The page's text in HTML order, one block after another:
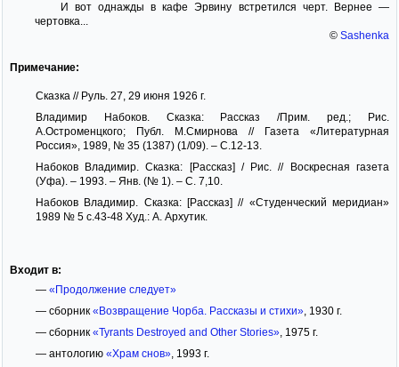
И вот однажды в кафе Эрвину встретился черт. Вернее —
чертовка...
© Sashenka
Примечание:
Сказка // Руль. 27, 29 июня 1926 г.
Владимир Набоков. Сказка: Рассказ /Прим. ред.; Рис.
А.Остроменцкого; Публ. М.Смирнова // Газета «Литературная
Россия», 1989, № 35 (1387) (1/09). – С.12-13.
Набоков Владимир. Сказка: [Рассказ] / Рис. // Воскресная газета
(Уфа). – 1993. – Янв. (№ 1). – С. 7,10.
Набоков Владимир. Сказка: [Рассказ] // «Студенческий меридиан»
1989 № 5 с.43-48 Худ.: А. Архутик.
Входит в:
— «Продолжение следует»
— сборник «Возвращение Чорба. Рассказы и стихи», 1930 г.
— сборник «Tyrants Destroyed and Other Stories», 1975 г.
— антологию «Храм снов», 1993 г.